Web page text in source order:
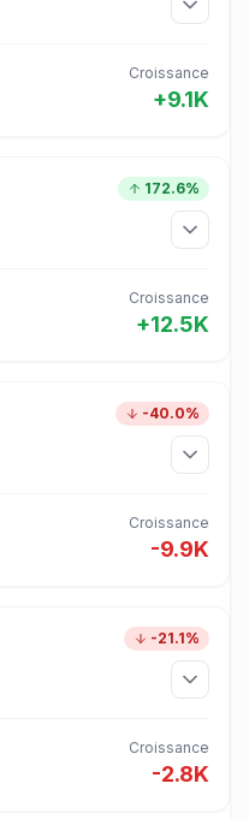
Croissance
+9.1K
172.6%
Croissance
+12.5K
-40.0%
Croissance
-9.9K
-21.1%
Croissance
-2.8K